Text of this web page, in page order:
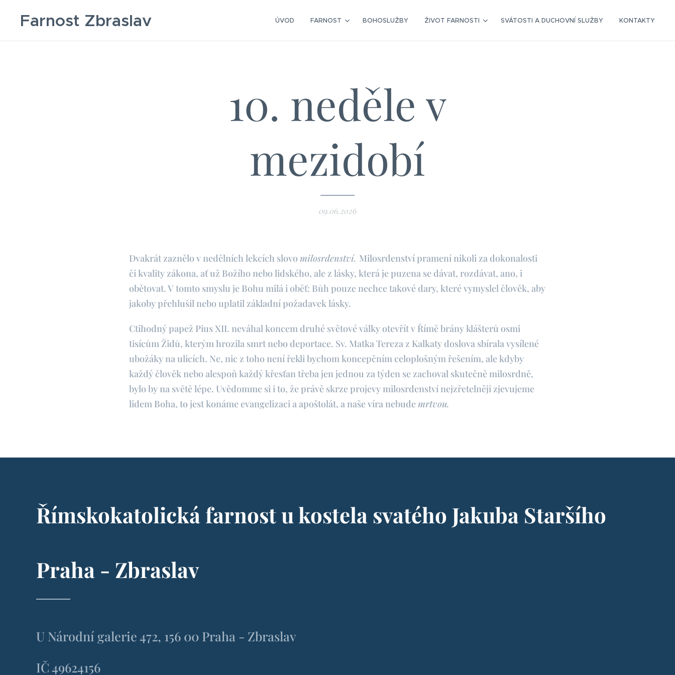
Farnost Zbraslav ÚVOD FARNOST BOHOSLUŽBY ŽIVOT FARNOSTI SVÁTOSTI A DUCHOVNÍ SLUŽBY KONTAKTY
10. neděle v
mezidobí
09.06.2026
Dvakrát zaznělo v nedělních lekcích slovo milosrdenství. Milosrdenství pramení nikoli za dokonalosti
či kvality zákona, ať už Božího nebo lidského, ale z lásky, která je puzena se dávat, rozdávat, ano, i
obětovat. V tomto smyslu je Bohu milá i oběť: Bůh pouze nechce takové dary, které vymyslel člověk, aby
jakoby přehlušil nebo uplatil základní požadavek lásky.
Ctihodný papež Pius XII. neváhal koncem druhé světové války otevřít v Římě brány klášterů osmi
tisícům Židů, kterým hrozila smrt nebo deportace. Sv. Matka Tereza z Kalkaty doslova sbírala vysílené
ubožáky na ulicích. Ne, nic z toho není řekli bychom koncepčním celoplošným řešením, ale kdyby
každý člověk nebo alespoň každý křesťan třeba jen jednou za týden se zachoval skutečně milosrdně,
bylo by na světě lépe. Uvědomme si i to, že právě skrze projevy milosrdenství nejzřetelněji zjevujeme
lidem Boha, to jest konáme evangelizaci a apoštolát, a naše víra nebudemrtvou.
Římskokatolická farnost u kostela svatého Jakuba Staršího
Praha - Zbraslav
U Národní galerie 472, 156 00 Praha - Zbraslav
IČ 49624156